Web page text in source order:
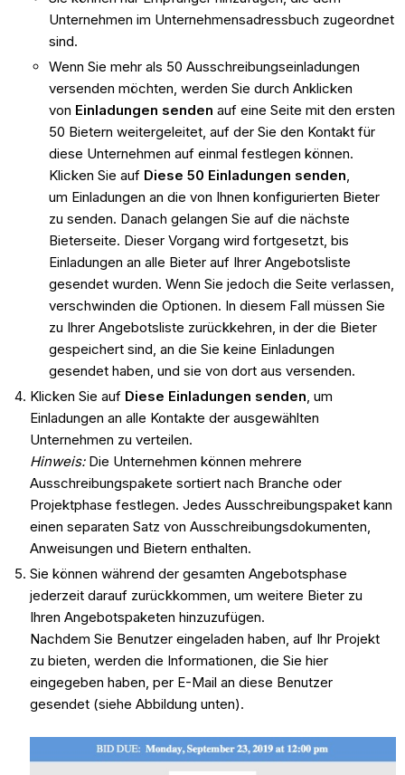
Unternehmen im Unternehmensadressbuch zugeordnet
sind.
Wenn Sie mehr als 50 Ausschreibungseinladungen
versenden möchten, werden Sie durch Anklicken
von Einladungen senden auf eine Seite mit den ersten
50 Bietern weitergeleitet, auf der Sie den Kontakt für
diese Unternehmen auf einmal festlegen können.
Klicken Sie auf Diese 50 Einladungen senden,
um Einladungen an die von Ihnen konfigurierten Bieter
zu senden. Danach gelangen Sie auf die nächste
Bieterseite. Dieser Vorgang wird fortgesetzt, bis
Einladungen an alle Bieter auf Ihrer Angebotsliste
gesendet wurden. Wenn Sie jedoch die Seite verlassen,
verschwinden die Optionen. In diesem Fall müssen Sie
zu Ihrer Angebotsliste zurückkehren, in der die Bieter
gespeichert sind, an die Sie keine Einladungen
gesendet haben, und sie von dort aus versenden.
Klicken Sie auf Diese Einladungen senden, um
Einladungen an alle Kontakte der ausgewählten
Unternehmen zu verteilen.
Hinweis:Die Unternehmen können mehrere
Ausschreibungspakete sortiert nach Branche oder
Projektphase festlegen. Jedes Ausschreibungspaket kann
einen separaten Satz von Ausschreibungsdokumenten,
Anweisungen und Bietern enthalten.
Sie können während der gesamten Angebotsphase
jederzeit darauf zurückkommen, um weitere Bieter zu
Ihren Angebotspaketen hinzuzufügen.
Nachdem Sie Benutzer eingeladen haben, auf Ihr Projekt
zu bieten, werden die Informationen, die Sie hier
eingegeben haben, per E-Mail an diese Benutzer
gesendet (siehe Abbildung unten).